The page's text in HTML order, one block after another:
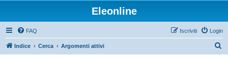
Eleonline
FAQ Login
Iscriviti
Indice Cerca Argomenti attivi